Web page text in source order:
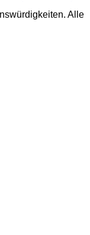
Alle